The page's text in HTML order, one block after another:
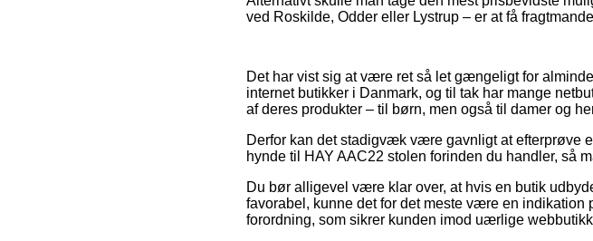
ved Roskilde, Odder eller Lystrup – er at få
Det har vist sig at være ret så let gængeligt for
internet butikker i Danmark, og til tak har mange
af deres produkter – til børn, men også til damer og
Derfor kan det stadigvæk være gavnligt at efterprøve
hynde til HAY AAC22 stolen forinden du handler, så
Du bør alligevel være klar over, at hvis en butik
favorabel, kunne det for det meste være en
forordning, som sikrer kunden imod uærlige